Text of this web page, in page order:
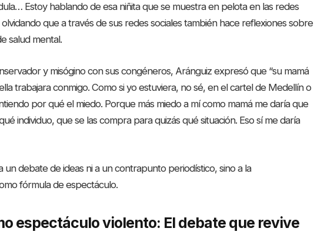
Estoy hablando de esa niñita que se muestra en pelota en las redes
olvidando que a través de sus redes sociales también hace reflexiones sobre
salud mental.
y misógino con sus congéneros, Aránguiz expresó que “su mamá
trabajara conmigo. Como si yo estuviera, no sé, en el cartel de Medellín o
por qué el miedo. Porque más miedo a mí como mamá me daría que
individuo, que se las compra para quizás qué situación. Eso sí me daría
un debate de ideas ni a un contrapunto periodístico, sino a la
fórmula de espectáculo.
espectáculo violento: El debate que revive